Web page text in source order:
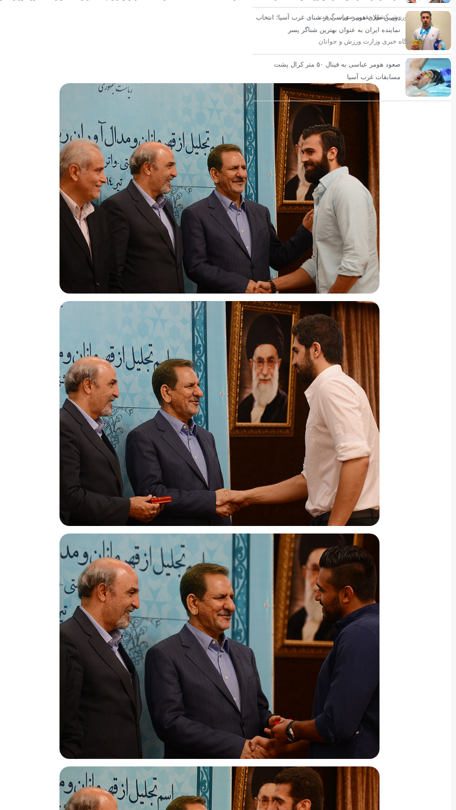
پیشکسوت ورزش کشور تقدیر صورت گرفت.
عکس از پایگاه خبری وزارت ورزش و جوانان
دومین طلای هومر عباسی در شنای غرب آسیا؛ انتخاب
نماینده ایران به عنوان بهترین شناگر پسر
صعود هومر عباسی به فینال ۵۰ متر کرال پشت
مسابقات غرب آسیا